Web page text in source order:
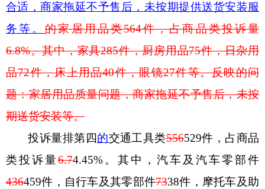
合适 ，商家拖延不予售后，未按期提供送货安装服
务等。的家居用品类564件，占商品类投诉量
6.8%。其中，家具285件，厨房用品75件，日杂用
品72件，床上用品40件，眼镜27件等。反映的问
题：家居用品质量问题，商家拖延不予售后，未按
期送货安装等。
投诉量排第四的交通工具类556529件，占商品
类投诉量6.74.45% 。其中，汽车及汽车零部件
436459件，自行车及其零部件7338件，摩托车及助